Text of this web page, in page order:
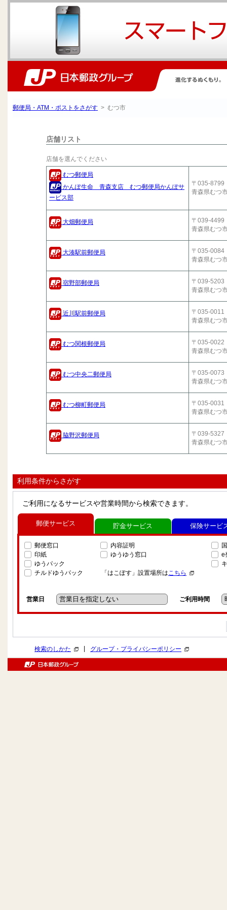
郵便局・ATM・ポストをさがす > むつ市
店舗リスト
店舗を選んでください
むつ郵便局
かんぽ生命 青森支店 むつ郵便局かんぽサ
ービス部
〒035-8799
青森県むつ
大畑郵便局
〒039-4499
青森県むつ
大湊駅前郵便局
〒035-0084
青森県むつ
宿野部郵便局
〒039-5203
青森県むつ
近川駅前郵便局
〒035-0011
青森県むつ
むつ関根郵便局
〒035-0022
青森県むつ
むつ中央二郵便局
〒035-0073
青森県むつ
むつ柳町郵便局
〒035-0031
青森県むつ
脇野沢郵便局
〒039-5327
青森県むつ
利用条件からさがす
ご利用になるサービスや営業時間から検索できます。
郵便サービス
郵便窓口
印紙
ゆうパック
チルドゆうパック
内容証明
ゆうゆう窓口
「はこぽす」設置場所はこちら
e
営業日 ご利用時間
貯金サービス 保険サービ
検索のしかた グループ・プライバシーポリシー